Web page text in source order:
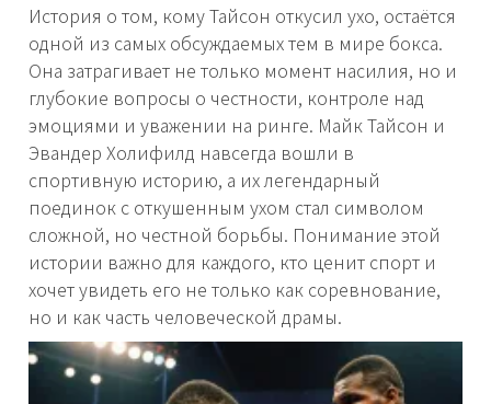
История о том, кому Тайсон откусил ухо, остаётся
одной из самых обсуждаемых тем в мире бокса.
Она затрагивает не только момент насилия, но и
глубокие вопросы о честности, контроле над
эмоциями и уважении на ринге. Майк Тайсон и
Эвандер Холифилд навсегда вошли в
спортивную историю, а их легендарный
поединок с откушенным ухом стал символом
сложной, но честной борьбы. Понимание этой
истории важно для каждого, кто ценит спорт и
хочет увидеть его не только как соревнование,
но и как часть человеческой драмы.